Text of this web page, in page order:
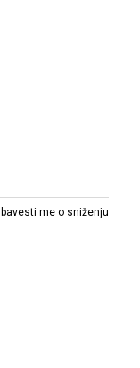
me o sniženju